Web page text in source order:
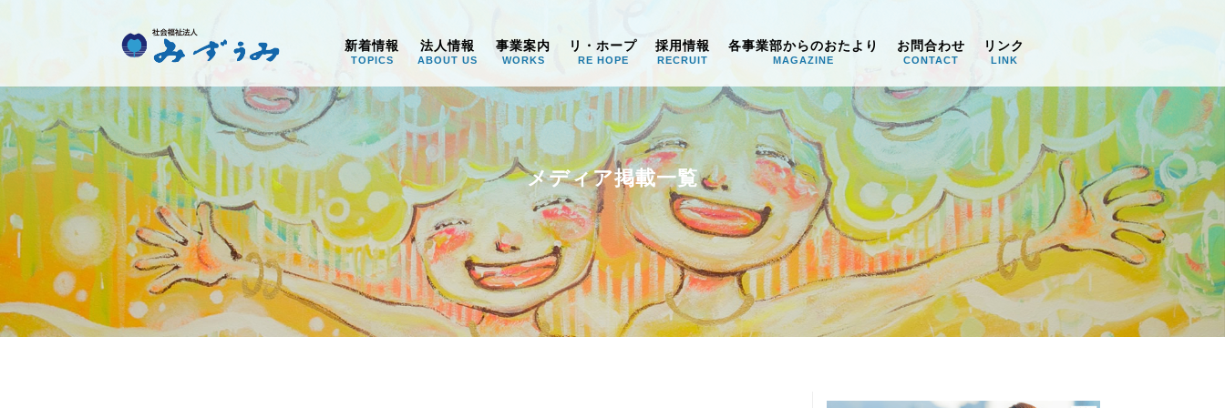
社会福祉法人みずうみ
新着情報
TOPICS
法人情報
ABOUT US
事業案内
WORKS
リ・ホープ
RE HOPE
採用情報
RECRUIT
各事業部からのおたより
MAGAZINE
お問合わせ
CONTACT
リンク
LINK
メディア掲載一覧